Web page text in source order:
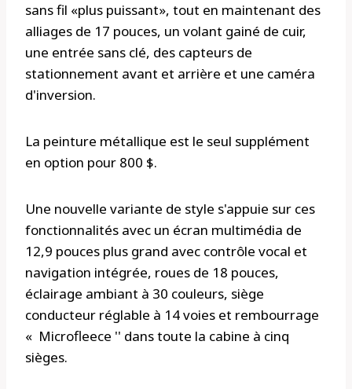
sans fil «plus puissant», tout en maintenant des
alliages de 17 pouces, un volant gainé de cuir,
une entrée sans clé, des capteurs de
stationnement avant et arrière et une caméra
d'inversion.
La peinture métallique est le seul supplément
en option pour 800 $.
Une nouvelle variante de style s'appuie sur ces
fonctionnalités avec un écran multimédia de
12,9 pouces plus grand avec contrôle vocal et
navigation intégrée, roues de 18 pouces,
éclairage ambiant à 30 couleurs, siège
conducteur réglable à 14 voies et rembourrage
« Microfleece '' dans toute la cabine à cinq
sièges.